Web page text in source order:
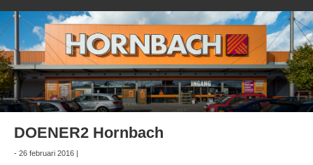
DOENER2 Hornbach
- 26 februari 2016 |